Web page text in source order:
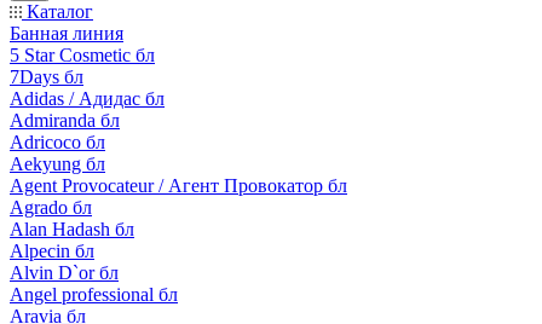
Каталог
Банная линия
5 Star Cosmetic бл
7Days бл
Adidas / Адидас бл
Admiranda бл
Adricoco бл
Aekyung бл
Agent Provocateur / Агент Провокатор бл
Agrado бл
Alan Hadash бл
Alpecin бл
Alvin D`or бл
Angel professional бл
Aravia бл